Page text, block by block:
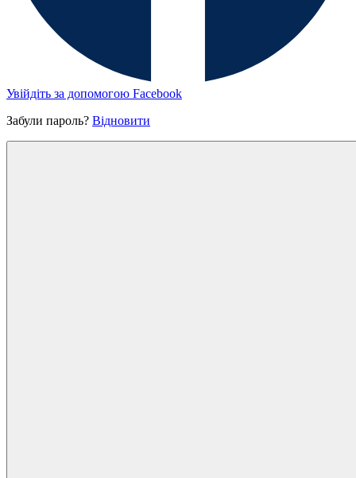
Увійдіть за допомогою Facebook
Забули пароль? Відновити